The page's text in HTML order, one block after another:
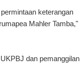
keterangan
Mahler Tamba,"
dan pemanggilan